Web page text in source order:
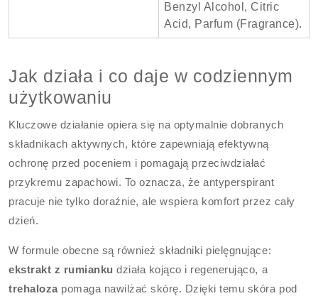
Benzyl Alcohol, Citric
Acid, Parfum (Fragrance).
Jak działa i co daje w codziennym
użytkowaniu
Kluczowe działanie opiera się na optymalnie dobranych
składnikach aktywnych, które zapewniają efektywną
ochronę przed poceniem i pomagają przeciwdziałać
przykremu zapachowi. To oznacza, że antyperspirant
pracuje nie tylko doraźnie, ale wspiera komfort przez cały
dzień.
W formule obecne są również składniki pielęgnujące:
ekstrakt z rumianku działa kojąco i regenerująco, a
trehaloza pomaga nawilżać skórę. Dzięki temu skóra pod